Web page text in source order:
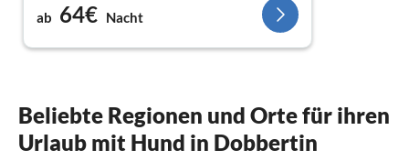
seine Kosten. Rundum ein gelungener Urlaub.
ab 64€ Nacht
Beliebte Regionen und Orte für ihren
Urlaub mit Hund in Dobbertin